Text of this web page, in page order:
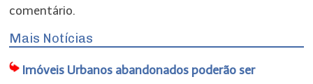
comentário.
Mais Notícias
Imóveis Urbanos abandonados poderão ser